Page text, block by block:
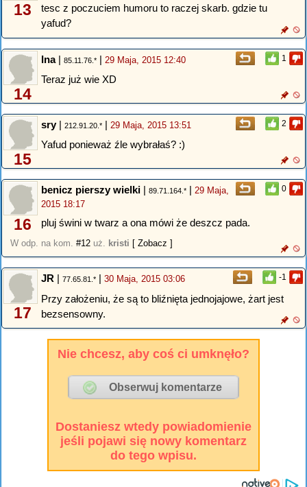
13
tesc z poczuciem humoru to raczej skarb. gdzie tu
yafud?
1
14
Ina| 85.11.76.* | 29 Maja, 2015 12:40
Teraz już wie XD
2
15
sry| 212.91.20.* | 29 Maja, 2015 13:51
Yafud ponieważ źle wybrałaś? :)
0
16
benicz pierszy wielki | 89.71.164.* | 29 Maja,
2015 18:17
pluj świni w twarz a ona mówi że deszcz pada.
W odp. na kom. #12 uż. kristi [ Zobacz ]
-1
17
JR | 77.65.81.* | 30 Maja, 2015 03:06
Przy założeniu, że są to bliźnięta jednojajowe, żart jest
bezsensowny.
Nie chcesz, aby coś ci umknęło?
Dostaniesz wtedy powiadomienie
jeśli pojawi się nowy komentarz
do tego wpisu.